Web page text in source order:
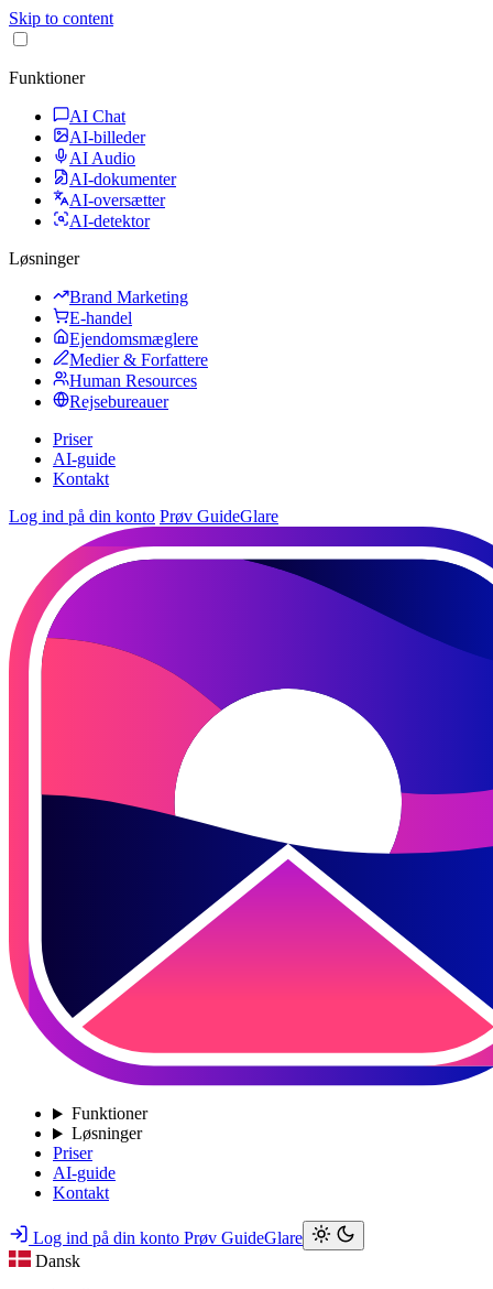
Skip to content
Funktioner
AI Chat
AI-billeder
AI Audio
AI-dokumenter
AI-oversætter
AI-detektor
Løsninger
Brand Marketing
E-handel
Ejendomsmæglere
Medier & Forfattere
Human Resources
Rejsebureauer
Priser
AI-guide
Kontakt
Log ind på din konto Prøv GuideGlare
Funktioner
Løsninger
Priser
AI-guide
Kontakt
Log ind på din konto Prøv GuideGlare
Dansk